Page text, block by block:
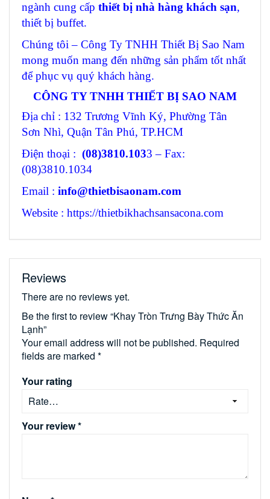
ngành cung cấp thiết bị nhà hàng khách sạn,
thiết bị buffet.
Chúng tôi – Công Ty TNHH Thiết Bị Sao Nam
mong muốn mang đến những sản phẩm tốt nhất
để phục vụ quý khách hàng.
CÔNG TY TNHH THIẾT BỊ SAO NAM
Địa chỉ : 132 Trương Vĩnh Ký, Phường Tân
Sơn Nhì, Quận Tân Phú, TP.HCM
Điện thoại : (08)3810.1033 – Fax:
(08)3810.1034
Email : info@thietbisaonam.com
Website : https://thietbikhachsansacona.com
Reviews
There are no reviews yet.
Be the first to review “Khay Tròn Trưng Bày Thức Ăn
Lạnh”
Your email address will not be published. Required
fields are marked *
Your rating
Your review*